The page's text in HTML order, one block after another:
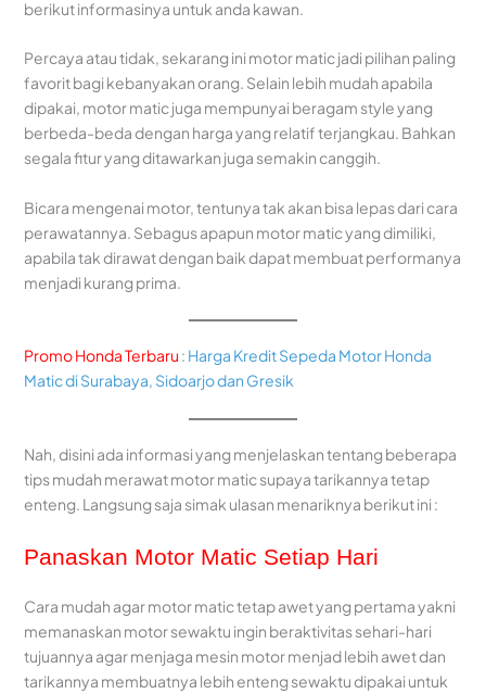
berikut informasinya untuk anda kawan.
Percaya atau tidak, sekarang ini motor matic jadi pilihan paling
favorit bagi kebanyakan orang. Selain lebih mudah apabila
dipakai, motor matic juga mempunyai beragam style yang
berbeda-beda dengan harga yang relatif terjangkau. Bahkan
segala fitur yang ditawarkan juga semakin canggih.
Bicara mengenai motor, tentunya tak akan bisa lepas dari cara
perawatannya. Sebagus apapun motor matic yang dimiliki,
apabila tak dirawat dengan baik dapat membuat performanya
menjadi kurang prima.
Promo Honda Terbaru : Harga Kredit Sepeda Motor Honda
Matic di Surabaya, Sidoarjo dan Gresik
Nah, disini ada informasi yang menjelaskan tentang beberapa
tips mudah merawat motor matic supaya tarikannya tetap
enteng. Langsung saja simak ulasan menariknya berikut ini :
Panaskan Motor Matic Setiap Hari
Cara mudah agar motor matic tetap awet yang pertama yakni
memanaskan motor sewaktu ingin beraktivitas sehari-hari
tujuannya agar menjaga mesin motor menjad lebih awet dan
tarikannya membuatnya lebih enteng sewaktu dipakai untuk